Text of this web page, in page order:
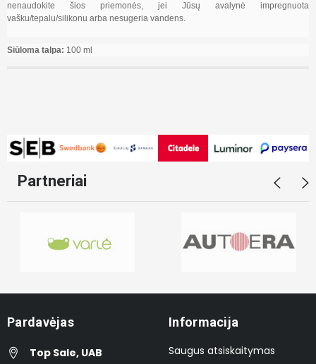
nenaudokite šios priemonės, jei Jūsų avalynė impregnuota
vašku/tepalu/silikonu arba nesugeria vandens.
Siūloma talpa: 100 ml
Partneriai
Pardavėjas
Top Sale, UAB
Informacija
Saugus atsiskaitymas